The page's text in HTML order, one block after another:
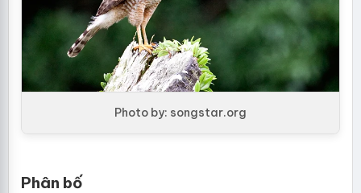
Photo by: songstar.org
Phân bố